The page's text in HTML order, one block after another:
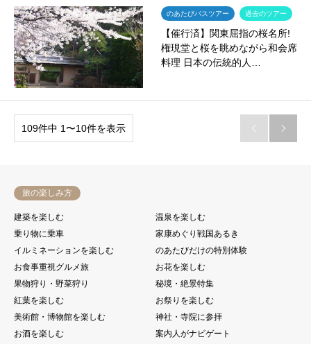
のあたびバスツアー 過去のツアー
【催行済】関東屈指の桜名所!
権現堂と桜を眺めながら和会席
料理 日本の伝統的人…
109件中 1〜10件を表示  
旅の楽しみ方
建築を楽しむ
温泉を楽しむ
乗り物に乗車
家康めぐり戦国あるき
イルミネーションを楽しむ
のあたびだけの特別体験
お食事重視グルメ旅
お花を楽しむ
果物狩り・野菜狩り
秘境・絶景特集
紅葉を楽しむ
お祭りを楽しむ
美術館・博物館を楽しむ
神社・寺院に参拝
お酒を楽しむ
案内人がナビゲート